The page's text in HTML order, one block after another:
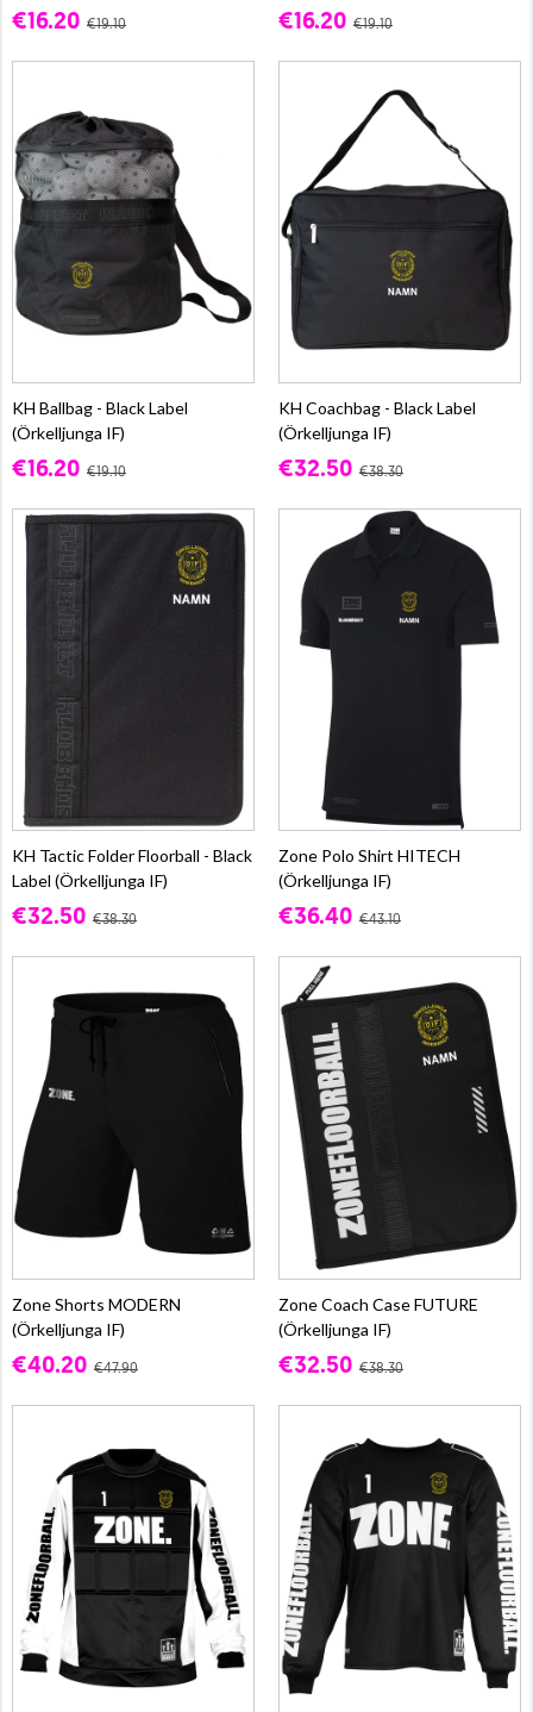
€16.20 €19.10 €16.20 €19.10
KH Ballbag - Black Label
(Örkelljunga IF)
€16.20 €19.10
KH Coachbag - Black Label
(Örkelljunga IF)
€32.50 €38.30
KH Tactic Folder Floorball - Black
Label (Örkelljunga IF)
€32.50 €38.30
Zone Polo Shirt HITECH
(Örkelljunga IF)
€36.40 €43.10
Zone Shorts MODERN
(Örkelljunga IF)
€40.20 €47.90
Zone Coach Case FUTURE
(Örkelljunga IF)
€32.50 €38.30